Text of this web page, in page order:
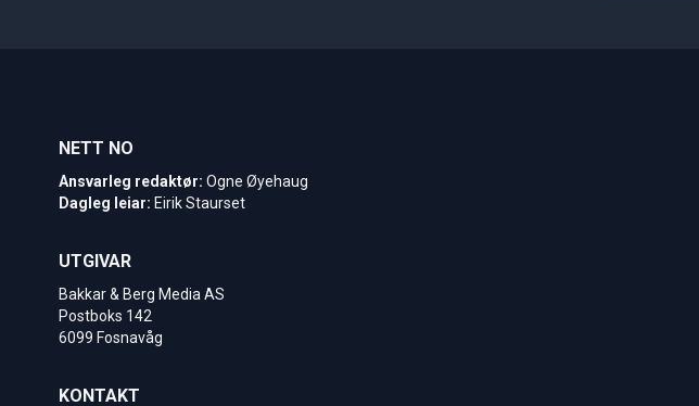
NETT NO
Ansvarleg redaktør: Ogne Øyehaug
Dagleg leiar: Eirik Staurset
UTGIVAR
Bakkar & Berg Media AS
Postboks 142
6099 Fosnavåg
KONTAKT